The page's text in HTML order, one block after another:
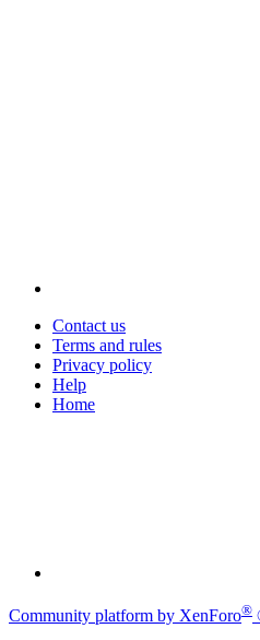
Contact us
Terms and rules
Privacy policy
Help
Home
Community platform by XenForo®